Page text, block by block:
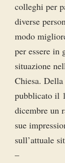
colleghi per
diverse
modo
per essere in
situazione
Chiesa.
pubblicato il
dicembre un
sue
sull’attuale
–